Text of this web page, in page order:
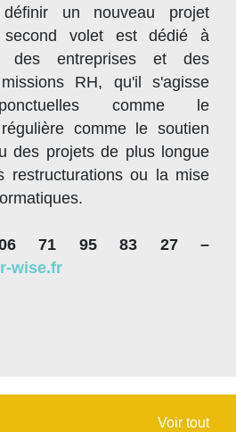
un nouveau projet
second volet est dédié à
des entreprises et des
RH, qu'il s'agisse
comme le
comme le soutien
des projets de plus longue
restructurations ou la mise
71 95 83 27 –
wise.fr
Voir tout